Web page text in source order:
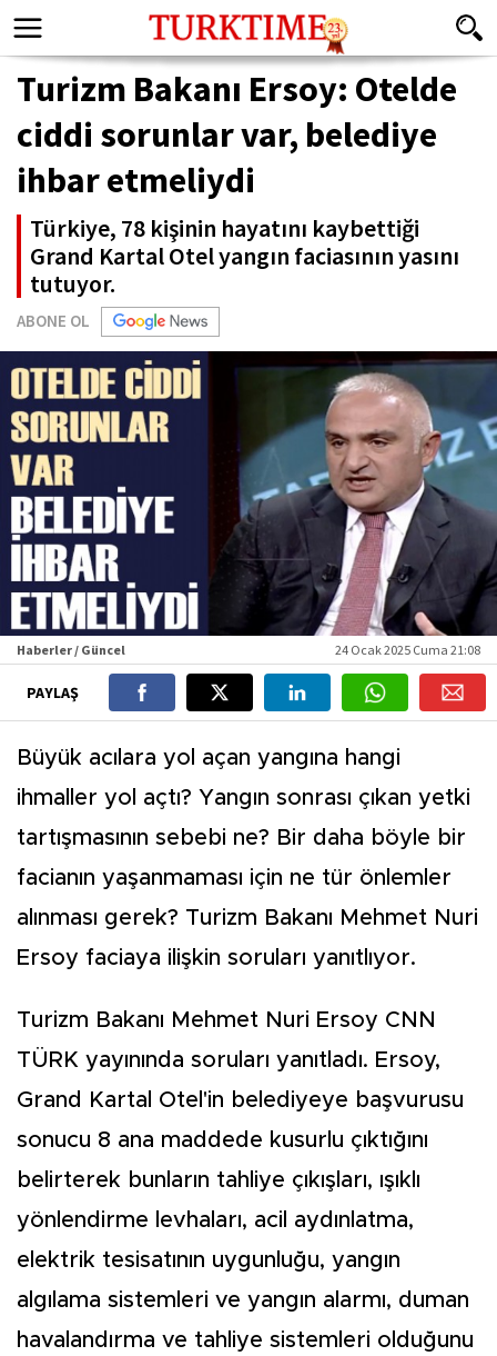
Turizm Bakanı Ersoy: Otelde
ciddi sorunlar var, belediye
ihbar etmeliydi
Türkiye, 78 kişinin hayatını kaybettiği
Grand Kartal Otel yangın faciasının yasını
tutuyor.
ABONE OL
Haberler / Güncel 24 Ocak 2025 Cuma 21:08
PAYLAŞ
Büyük acılara yol açan yangına hangi
ihmaller yol açtı? Yangın sonrası çıkan yetki
tartışmasının sebebi ne? Bir daha böyle bir
facianın yaşanmaması için ne tür önlemler
alınması gerek? Turizm Bakanı Mehmet Nuri
Ersoy faciaya ilişkin soruları yanıtlıyor.
Turizm Bakanı Mehmet Nuri Ersoy CNN
TÜRK yayınında soruları yanıtladı. Ersoy,
Grand Kartal Otel'in belediyeye başvurusu
sonucu 8 ana maddede kusurlu çıktığını
belirterek bunların tahliye çıkışları, ışıklı
yönlendirme levhaları, acil aydınlatma,
elektrik tesisatının uygunluğu, yangın
algılama sistemleri ve yangın alarmı, duman
havalandırma ve tahliye sistemleri olduğunu